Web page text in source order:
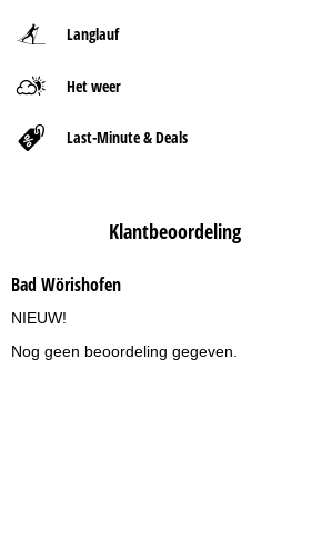
Langlauf
Het weer
Last-Minute & Deals
Klantbeoordeling
Bad Wörishofen
NIEUW!
Nog geen beoordeling gegeven.